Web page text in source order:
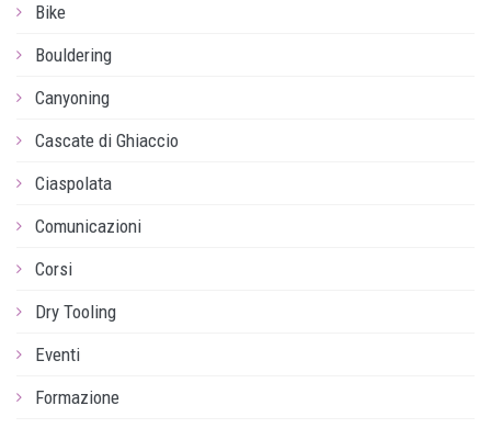
Bike
Bouldering
Canyoning
Cascate di Ghiaccio
Ciaspolata
Comunicazioni
Corsi
Dry Tooling
Eventi
Formazione